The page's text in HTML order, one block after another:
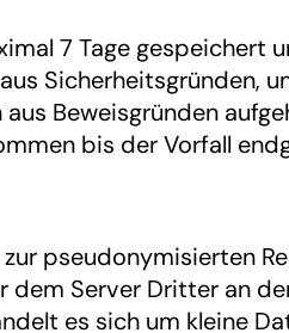
7 Tage gespeichert
Sicherheitsgründen,
Beweisgründen
bis der Vorfall
pseudonymisierten
Server Dritter an
es sich um kleine